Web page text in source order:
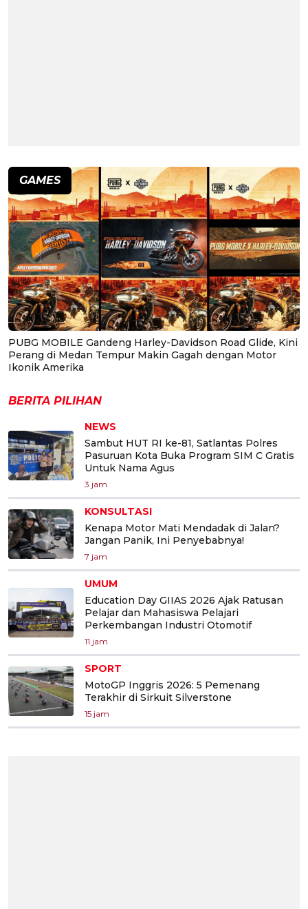
GAMES
PUBG MOBILE Gandeng Harley-Davidson Road Glide, Kini
Perang di Medan Tempur Makin Gagah dengan Motor
Ikonik Amerika
BERITA PILIHAN
NEWS
Sambut HUT RI ke-81, Satlantas Polres
Pasuruan Kota Buka Program SIM C Gratis
Untuk Nama Agus
3 jam
KONSULTASI
Kenapa Motor Mati Mendadak di Jalan?
Jangan Panik, Ini Penyebabnya!
7 jam
UMUM
Education Day GIIAS 2026 Ajak Ratusan
Pelajar dan Mahasiswa Pelajari
Perkembangan Industri Otomotif
11 jam
SPORT
MotoGP Inggris 2026: 5 Pemenang
Terakhir di Sirkuit Silverstone
15 jam